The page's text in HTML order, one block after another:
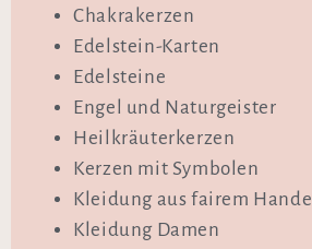
Chakrakerzen
Edelstein-Karten
Edelsteine
Engel und Naturgeister
Heilkräuterkerzen
Kerzen mit Symbolen
Kleidung aus fairem Handel
Kleidung Damen